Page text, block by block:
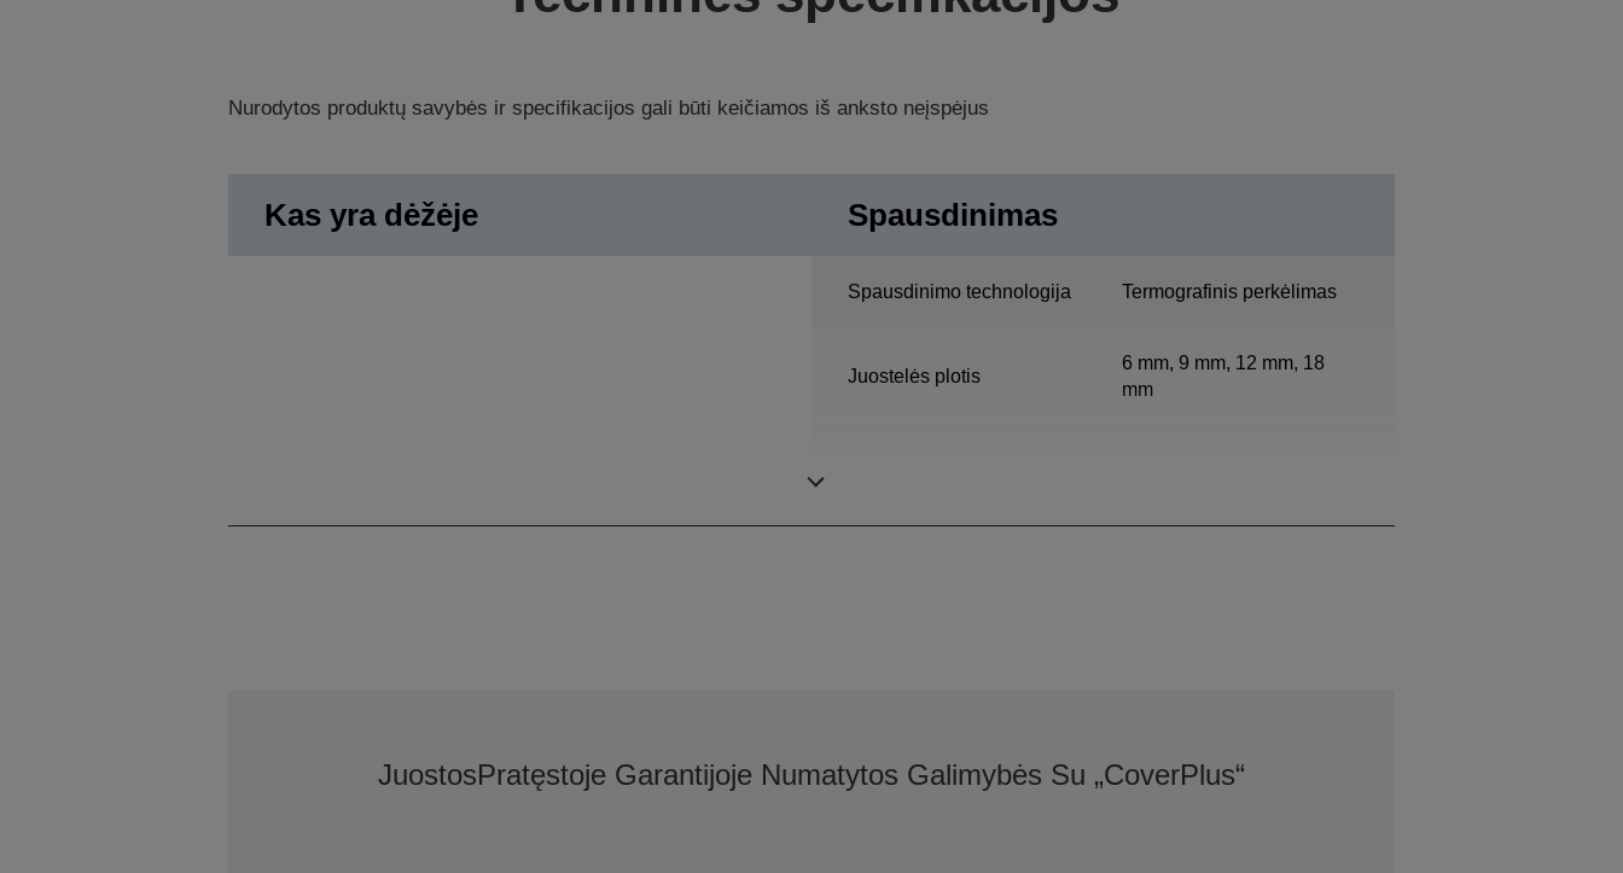
Nurodytos produktų savybės ir specifikacijos gali būti keičiamos iš anksto neįspėjus
Kas yra dėžėje Spausdinimas
Spausdinimo technologija Termografinis perkėlimas
Juostelės plotis
6 mm, 9 mm, 12 mm, 18
mm
JuostosPratęstoje Garantijoje Numatytos Galimybės Su „CoverPlus“